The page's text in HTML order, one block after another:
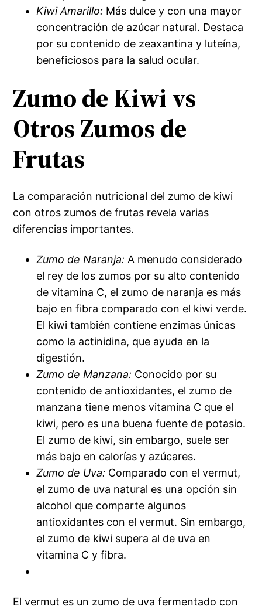
Kiwi Amarillo: Más dulce y con una mayor
concentración de azúcar natural. Destaca
por su contenido de zeaxantina y luteína,
beneficiosos para la salud ocular.
Zumo de Kiwi vs
Otros Zumos de
Frutas
La comparación nutricional del zumo de kiwi
con otros zumos de frutas revela varias
diferencias importantes.
Zumo de Naranja: A menudo considerado
el rey de los zumos por su alto contenido
de vitamina C, el zumo de naranja es más
bajo en fibra comparado con el kiwi verde.
El kiwi también contiene enzimas únicas
como la actinidina, que ayuda en la
digestión.
Zumo de Manzana: Conocido por su
contenido de antioxidantes, el zumo de
manzana tiene menos vitamina C que el
kiwi, pero es una buena fuente de potasio.
El zumo de kiwi, sin embargo, suele ser
más bajo en calorías y azúcares.
Zumo de Uva: Comparado con el vermut,
el zumo de uva natural es una opción sin
alcohol que comparte algunos
antioxidantes con el vermut. Sin embargo,
el zumo de kiwi supera al de uva en
vitamina C y fibra.
El vermut es un zumo de uva fermentado con